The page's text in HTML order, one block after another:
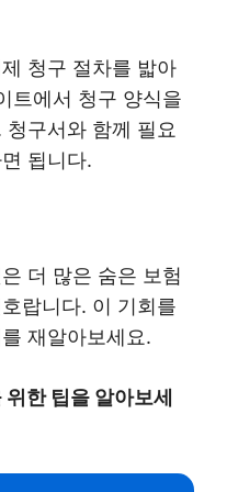
청구 절차를 밟아
트에서 청구 양식을
구서와 함께 필요
됩니다.
더 많은 숨은 보험
랍니다. 이 기회를
재알아보세요.
한 팁을 알아보세